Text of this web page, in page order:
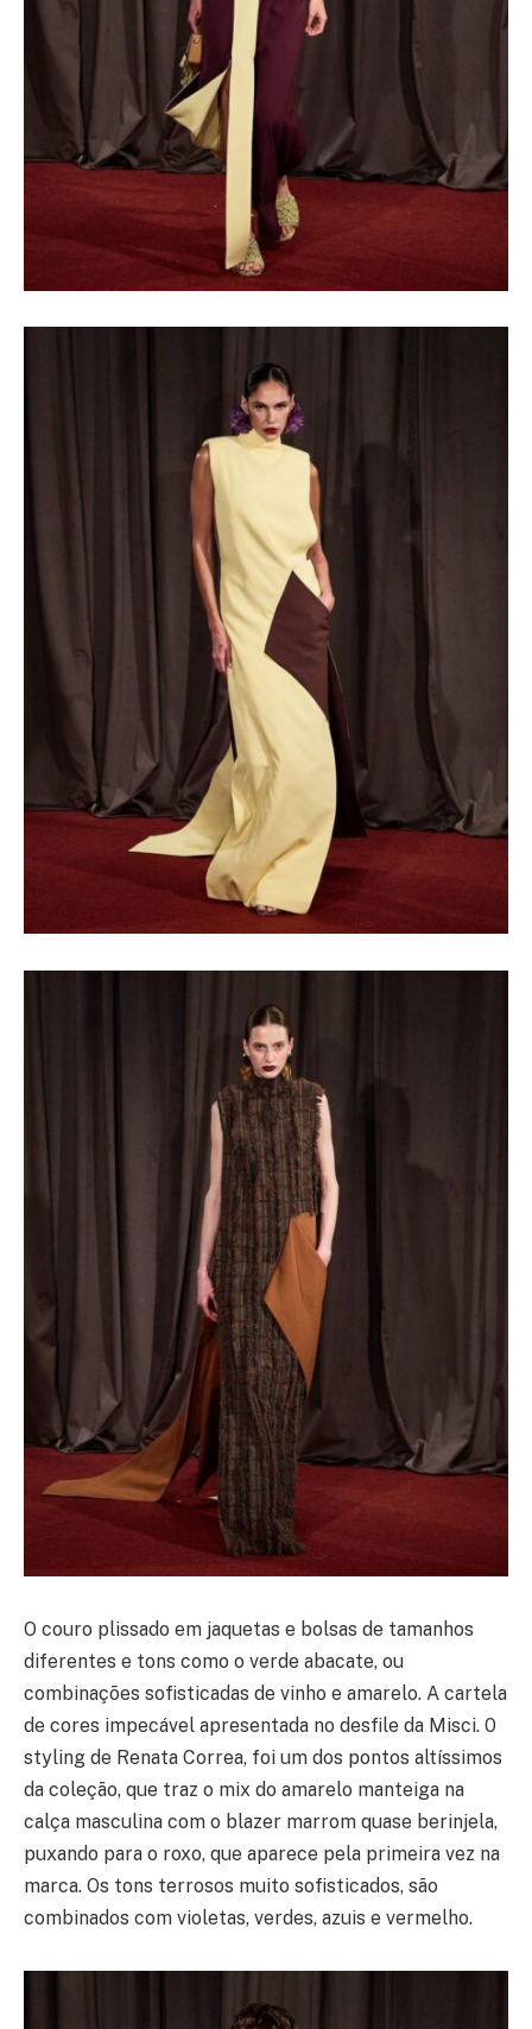
O couro plissado em jaquetas e bolsas de tamanhos
diferentes e tons como o verde abacate, ou
combinações sofisticadas de vinho e amarelo. A cartela
de cores impecável apresentada no desfile da Misci. 0
styling de Renata Correa, foi um dos pontos altíssimos
da coleção, que traz o mix do amarelo manteiga na
calça masculina com o blazer marrom quase berinjela,
puxando para o roxo, que aparece pela primeira vez na
marca. Os tons terrosos muito sofisticados, são
combinados com violetas, verdes, azuis e vermelho.